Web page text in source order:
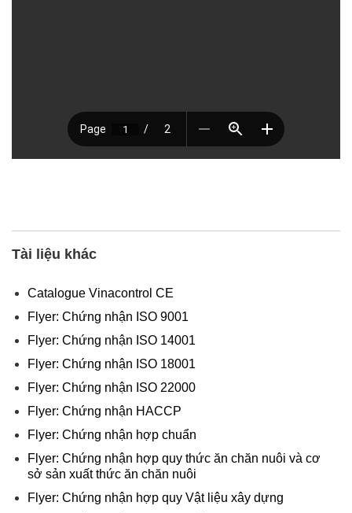
Tài liệu khác
Catalogue Vinacontrol CE
Flyer: Chứng nhận ISO 9001
Flyer: Chứng nhận ISO 14001
Flyer: Chứng nhận ISO 18001
Flyer: Chứng nhận ISO 22000
Flyer: Chứng nhận HACCP
Flyer: Chứng nhận hợp chuẩn
Flyer: Chứng nhận hợp quy thức ăn chăn nuôi và cơ
sở sản xuất thức ăn chăn nuôi
Flyer: Chứng nhận hợp quy Vật liệu xây dựng